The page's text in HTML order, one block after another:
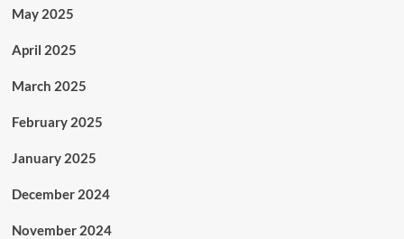
May 2025
April 2025
March 2025
February 2025
January 2025
December 2024
November 2024